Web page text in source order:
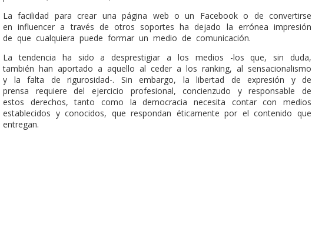
La facilidad para crear una página web o un Facebook o de convertirse
en influencer a través de otros soportes ha dejado la errónea impresión
de que cualquiera puede formar un medio de comunicación.
La tendencia ha sido a desprestigiar a los medios -los que, sin duda,
también han aportado a aquello al ceder a los ranking, al sensacionalismo
y la falta de rigurosidad-. Sin embargo, la libertad de expresión y de
prensa requiere del ejercicio profesional, concienzudo y responsable de
estos derechos, tanto como la democracia necesita contar con medios
establecidos y conocidos, que respondan éticamente por el contenido que
entregan.